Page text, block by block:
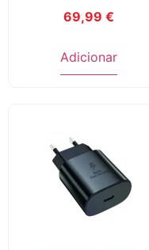
69,99 €
Adicionar